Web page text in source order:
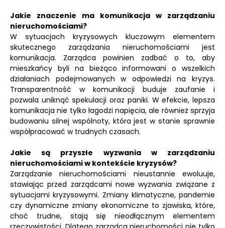
Jakie znaczenie ma komunikacja w zarządzaniu
nieruchomościami?
W sytuacjach kryzysowych kluczowym elementem
skutecznego zarządzania nieruchomościami jest
komunikacja. Zarządca powinien zadbać o to, aby
mieszkańcy byli na bieżąco informowani o wszelkich
działaniach podejmowanych w odpowiedzi na kryzys.
Transparentność w komunikacji buduje zaufanie i
pozwala uniknąć spekulacji oraz paniki. W efekcie, lepsza
komunikacja nie tylko łagodzi napięcia, ale również sprzyja
budowaniu silnej wspólnoty, która jest w stanie sprawnie
współpracować w trudnych czasach.
Jakie są przyszłe wyzwania w zarządzaniu
nieruchomościami w kontekście kryzysów?
Zarządzanie nieruchomościami nieustannie ewoluuje,
stawiając przed zarządcami nowe wyzwania związane z
sytuacjami kryzysowymi. Zmiany klimatyczne, pandemie
czy dynamiczne zmiany ekonomiczne to zjawiska, które,
choć trudne, stają się nieodłącznym elementem